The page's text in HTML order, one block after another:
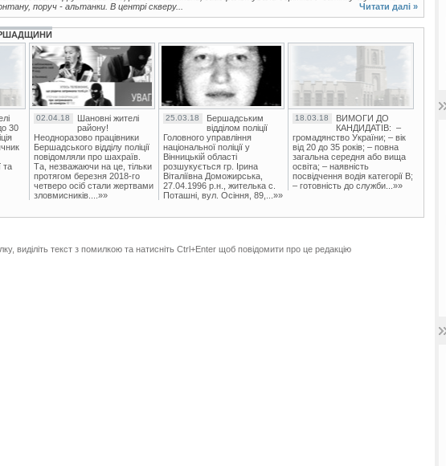
поруч - альтанки. В центрі скверу...
Читати далі »
30
та
02.04.18
Шановні жителі
району!
Неодноразово працівники
Бершадського відділу поліції
повідомляли про шахраїв.
Та, незважаючи на це, тільки
протягом березня 2018-го
четверо осіб стали жертвами
зловмисників....»»
25.03.18
Бершадським
відділом поліції
Головного управління
національної поліції у
Вінницькій області
розшукується гр. Ірина
Віталіївна Доможирська,
27.04.1996 р.н., жителька с.
Поташні, вул. Осіння, 89,...»»
18.03.18
ВИМОГИ ДО
КАНДИДАТІВ: –
громадянство України; – вік
від 20 до 35 років; – повна
загальна середня або вища
освіта; – наявність
посвідчення водія категорії В;
– готовність до служби...»»
виділіть текст з помилкою та натисніть Ctrl+Enter щоб повідомити про це редакцію